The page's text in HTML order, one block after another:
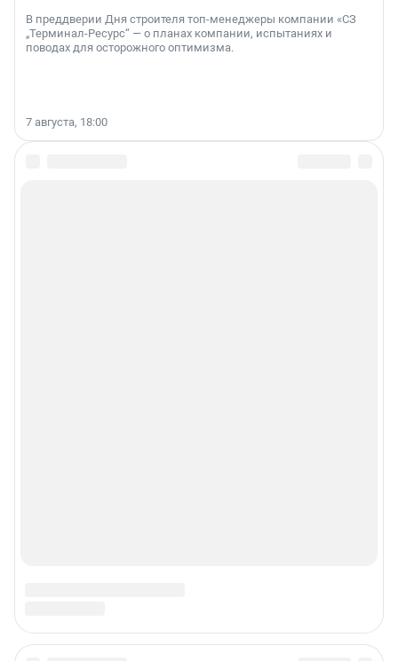
В преддверии Дня строителя топ-менеджеры компании «СЗ
„Терминал-Ресурс“ — о планах компании, испытаниях и
поводах для осторожного оптимизма.
7 августа, 18:00